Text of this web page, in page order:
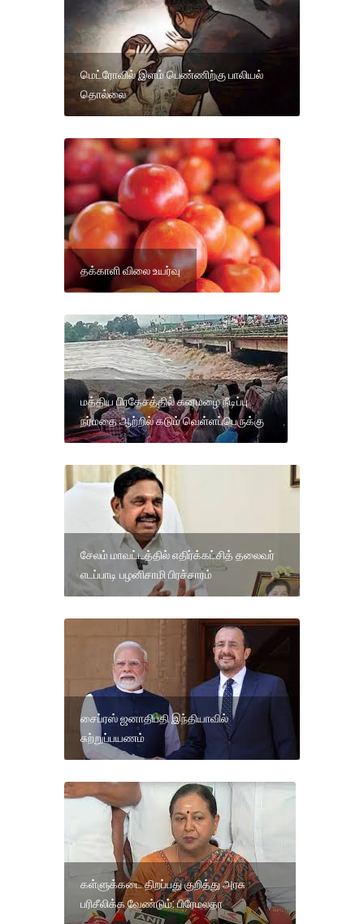
மெட்ரோவில் இளம் பெண்ணிற்கு பாலியல்
தொல்லை
தக்காளி விலை உயர்வு
மத்திய பிரதேசத்தில் கனமழை நீடிப்பு
நர்மதை ஆற்றில் கடும் வெள்ளப்பெருக்கு
சேலம் மாவட்டத்தில் எதிர்க்கட்சித் தலைவர்
எடப்பாடி பழனிசாமி பிரச்சாரம்
சைப்ரஸ் ஜனாதிபதி இந்தியாவில்
சுற்றுப்பயணம்
கள்ளுக்கடை திறப்பது குறித்து அரசு
பரிசீலிக்க வேண்டும்: பிரேமலதா